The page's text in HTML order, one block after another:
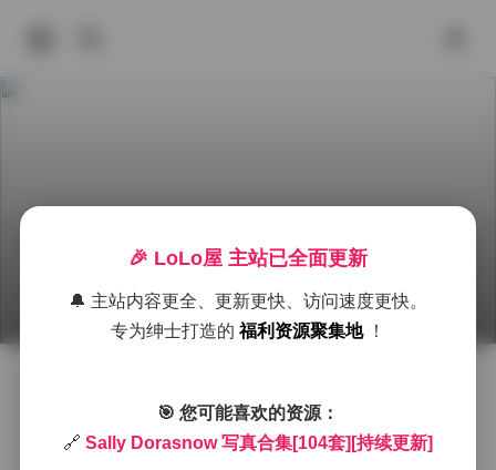
Sally Dorasnow 写真集 104套持续更新
2025年9月18日 下午6:16 尊享资源 Cosplay图集下载
Dorasnow的104套写真作品，每一套都展现了她独特的
个人魅力和专业的表现力。这些写真作品不仅数量可
🎉 LoLo屋 主站已全面更新
🔔 主站内容更全、更新更快、访问速度更快。
专为绅士打造的福利资源聚集地 ！
🎯 您可能喜欢的资源：
🔗 Sally Dorasnow 写真合集[104套][持续更新]